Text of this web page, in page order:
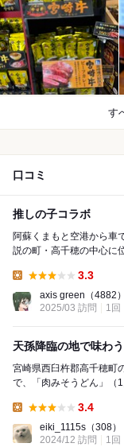
す
口コミ
推しの子コラボ
阿蘇くまもと空港から
説の町・高千穂の中心に
3.3
axis green （4882）
2025/03 訪問
1回
天孫降臨の地で味わ
宮崎県西臼杵郡高千穂町
で、「肉みそうどん」（1,000円
3.4
eiki_1115s （308）
2024/12 訪問
1回